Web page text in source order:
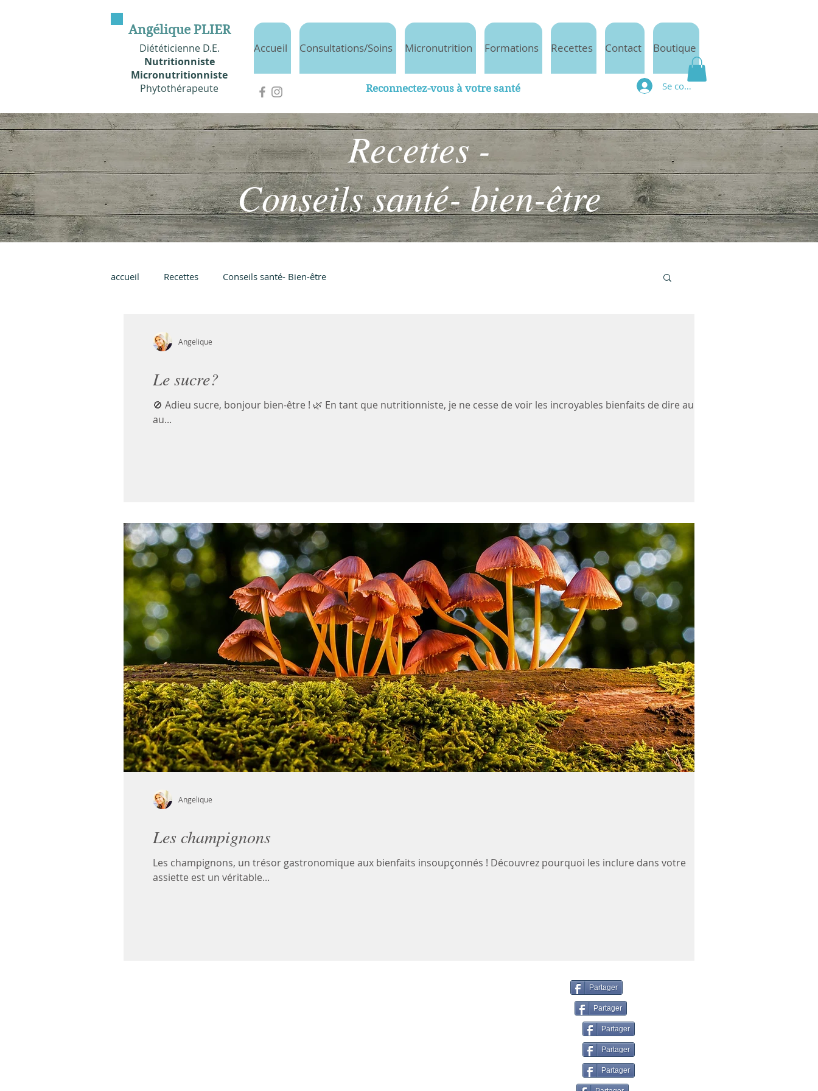
Angélique PLIER
Diététicienne D.E.
Nutritionniste
Micronutritionniste
Phytothérapeute
Accueil Consultations/Soins Micronutrition Formations Recettes Contact Boutique
Se connecter
Reconnectez-vous à votre santé
Recettes -
Conseils santé- bien-être
accueil Recettes Conseils santé- Bien-être
Le sucre?
🚫 Adieu sucre, bonjour bien-être ! 🌿 En tant que nutritionniste, je ne cesse de voir les incroyables bienfaits de dire au revoir
au...
Angelique
Les champignons
Les champignons, un trésor gastronomique aux bienfaits insoupçonnés ! Découvrez pourquoi les inclure dans votre
assiette est un véritable...
Angelique
Partager
Partager
Partager
Partager
Partager